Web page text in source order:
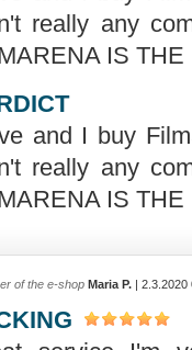
really any
IS
and I buy
really any
IS
of the e-shop Maria P. | 2.3.2020